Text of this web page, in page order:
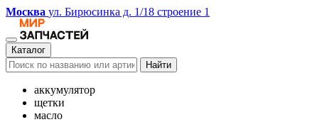
Москва ул. Бирюсинка д. 1/18 строение 1
Каталог
Найти
аккумулятор
щетки
масло